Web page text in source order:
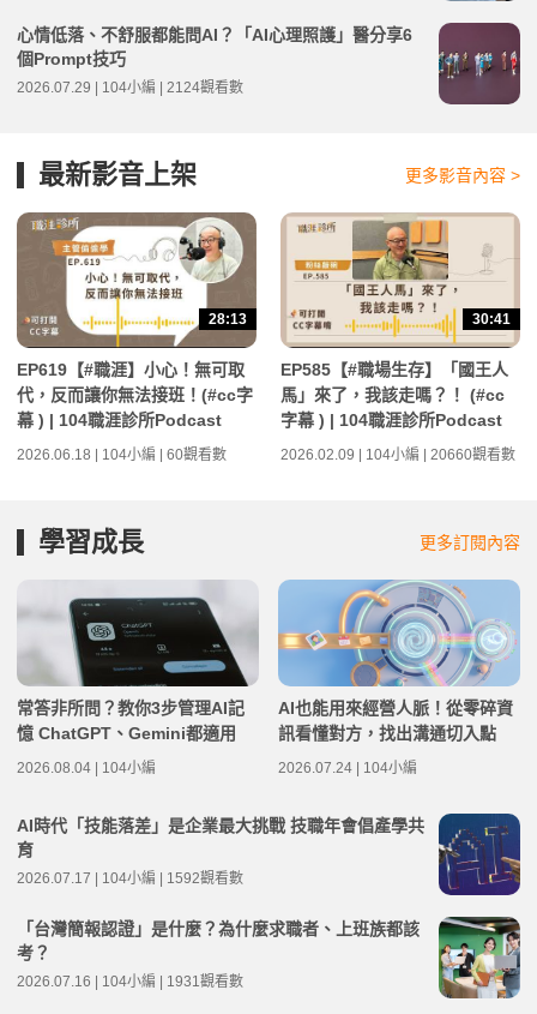
心情低落、不舒服都能問AI？「AI心理照護」醫分享6
個Prompt技巧
2026.07.29 | 104小編 | 2124觀看數
最新影音上架 更多影音內容 >
28:13
EP619【#職涯】小心！無可取
代，反而讓你無法接班！(#cc字
幕 ) | 104職涯診所Podcast
2026.06.18 | 104小編 | 60觀看數
30:41
EP585【#職場生存】「國王人
馬」來了，我該走嗎？！ (#cc
字幕 ) | 104職涯診所Podcast
2026.02.09 | 104小編 | 20660觀看數
學習成長 更多訂閱內容
常答非所問？教你3步管理AI記
憶 ChatGPT、Gemini都適用
2026.08.04 | 104小編
AI也能用來經營人脈！從零碎資
訊看懂對方，找出溝通切入點
2026.07.24 | 104小編
AI時代「技能落差」是企業最大挑戰 技職年會倡產學共
育
2026.07.17 | 104小編 | 1592觀看數
「台灣簡報認證」是什麼？為什麼求職者、上班族都該
考？
2026.07.16 | 104小編 | 1931觀看數